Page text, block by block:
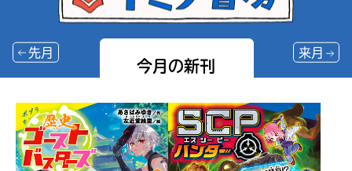
今月の新刊
先月 来月